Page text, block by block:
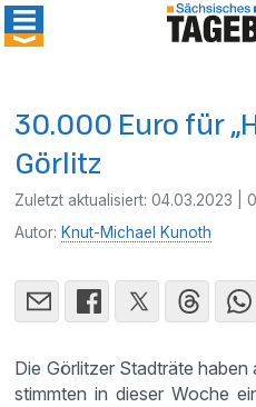
30.000 Euro für
Görlitz
Zuletzt aktualisiert:04.03.2023 |
Autor: Knut-Michael Kunoth
Die Görlitzer Stadträte
stimmten in dieser Woche